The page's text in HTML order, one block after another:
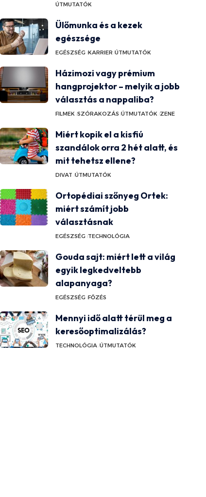
ÚTMUTATÓK
Ülőmunka és a kezek
egészsége
EGÉSZSÉG KARRIER ÚTMUTATÓK
Házimozi vagy prémium
hangprojektor – melyik a jobb
választás a nappaliba?
FILMEK SZÓRAKOZÁS ÚTMUTATÓK ZENE
Miért kopik el a kisfiú
szandálok orra 2 hét alatt, és
mit tehetsz ellene?
DIVAT ÚTMUTATÓK
Ortopédiai szőnyeg Ortek:
miért számít jobb
választásnak
EGÉSZSÉG TECHNOLÓGIA
Gouda sajt: miért lett a világ
egyik legkedveltebb
alapanyaga?
EGÉSZSÉG FŐZÉS
Mennyi idő alatt térül meg a
keresőoptimalizálás?
TECHNOLÓGIA ÚTMUTATÓK